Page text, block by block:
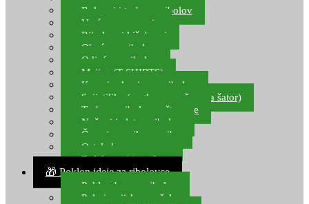
Ruksaci i torbe za ribolov
Vreće za spavanje
Ribolovni kišobrani
Obuća za ribolov
Odjeća za ribolov
Majice (T-SHIRTS)
Kape i rukavice za ribolov
Svijetiljke (naglavne, ručne, za šator)
Torbe za ribolovne štapove
Noževi i alat za ribolov
Čamci za prihranu ribe
Ostala kamp oprema
Dalekozori i optika
🎁 Poklon ideje za ribolovce
Poklon bon za ribolov
Polarizacijske naočale